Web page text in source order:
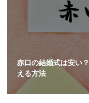
赤口の結婚式は安い
える方法